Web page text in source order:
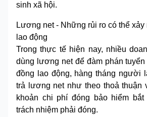
sinh xã hội.
Lương net - Những rủi ro có thể
lao động
Trong thực tế hiện nay, nhiều
dùng lương net để đàm phán
đồng lao động, hàng tháng người
trả lương net như theo thoả thuận
khoản chi phí đóng bảo hiểm bắt
trách nhiệm phải đóng.